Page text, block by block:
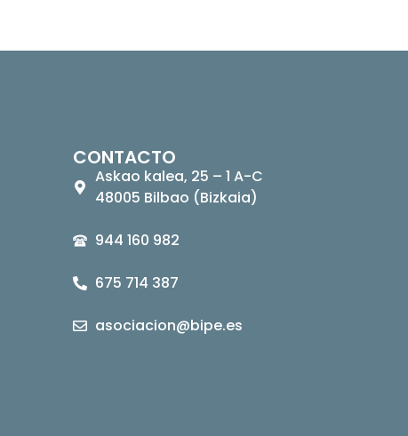
CONTACTO
Askao kalea, 25 – 1 A-C
48005 Bilbao (Bizkaia)
944 160 982
675 714 387
asociacion@bipe.es